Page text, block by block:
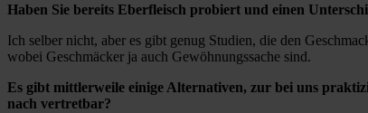
Haben Sie bereits Eberfleisch probiert und einen
Ich selber nicht, aber es gibt genug Studien, die den
wobei Geschmäcker ja auch Gewöhnungssache sind.
Es gibt mittlerweile einige Alternativen, zur bei uns
nach vertretbar?